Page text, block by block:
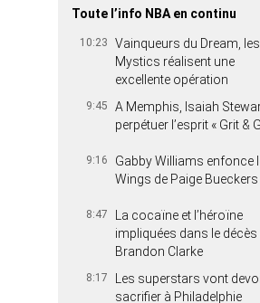
Toute l’info NBA en continu
10:23
Vainqueurs du Dream, les
Mystics réalisent une
excellente opération
9:45
A Memphis, Isaiah
perpétuer l’esprit « Grit &
9:16
Gabby Williams enfonce
Wings de Paige Bueckers
8:47
La cocaïne et l’héroïne
impliquées dans le décès
Brandon Clarke
8:17
Les superstars vont
sacrifier à Philadelphie